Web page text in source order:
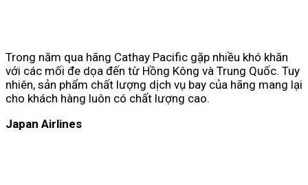
Trong năm qua hãng Cathay Pacific gặp nhiều khó khăn
với các mối đe dọa đến từ Hồng Kông và Trung Quốc. Tuy
nhiên, sản phẩm chất lượng dịch vụ bay của hãng mang lại
cho khách hàng luôn có chất lượng cao.
Japan Airlines